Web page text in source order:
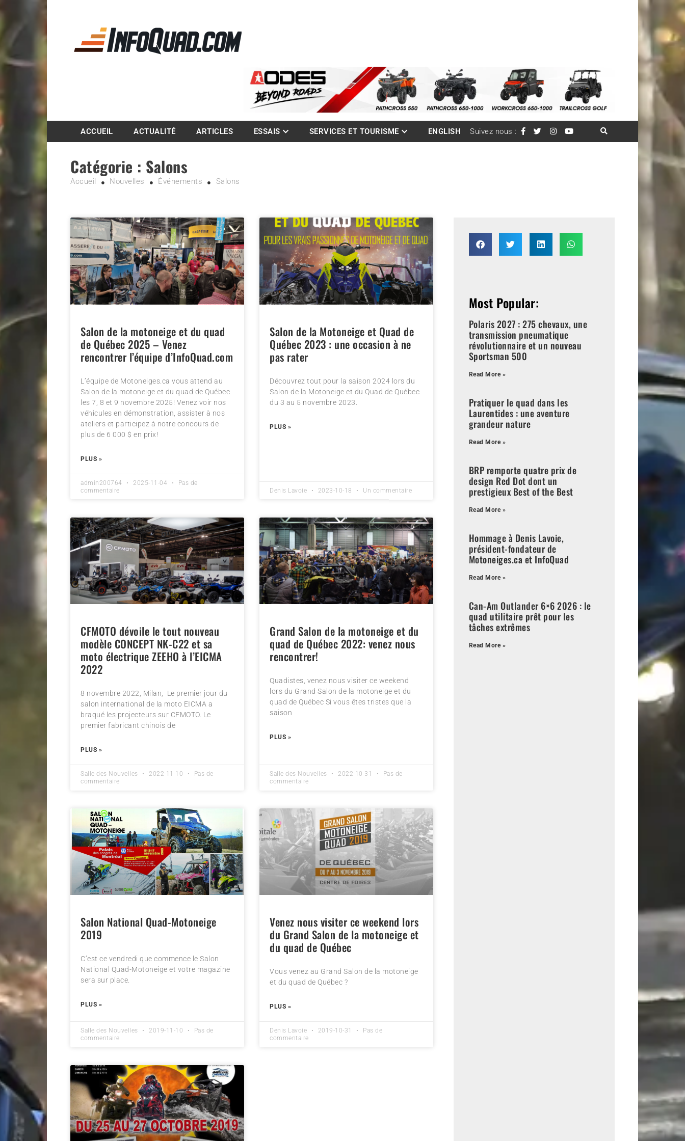
Magazine InfoQuad.com
ACCUEIL ACTUALITÉ ARTICLES ESSAIS SERVICES ET TOURISME ENGLISH Suivez nous :
Catégorie : Salons
Accueil Nouvelles Événements Salons
Salon de la motoneige et du quad
de Québec 2025 – Venez
rencontrer l’équipe d’InfoQuad.com
L’équipe de Motoneiges.ca vous attend au
Salon de la motoneige et du quad de Québec
les 7, 8 et 9 novembre 2025! Venez voir nos
véhicules en démonstration, assister à nos
ateliers et participez à notre concours de
plus de 6 000 $ en prix!
PLUS »
admin200764 2025-11-04
Pas de
commentaire
Salon de la Motoneige et Quad de
Québec 2023 : une occasion à ne
pas rater
Découvrez tout pour la saison 2024 lors du
Salon de la Motoneige et du Quad de Québec
du 3 au 5 novembre 2023.
PLUS »
Denis Lavoie 2023-10-18 Un commentaire
CFMOTO dévoile le tout nouveau
modèle CONCEPT NK-C22 et sa
moto électrique ZEEHO à l’EICMA
2022
8 novembre 2022, Milan, Le premier jour du
salon international de la moto EICMA a
braqué les projecteurs sur CFMOTO. Le
premier fabricant chinois de
PLUS »
Salle des Nouvelles 2022-11-10
Pas de
commentaire
Grand Salon de la motoneige et du
quad de Québec 2022: venez nous
rencontrer!
Quadistes, venez nous visiter ce weekend
lors du Grand Salon de la motoneige et du
quad de Québec Si vous êtes tristes que la
saison
PLUS »
Salle des Nouvelles 2022-10-31
Pas de
commentaire
Salon National Quad-Motoneige
2019
C’est ce vendredi que commence le Salon
National Quad-Motoneige et votre magazine
sera sur place.
PLUS »
Salle des Nouvelles 2019-11-10
Pas de
commentaire
Venez nous visiter ce weekend lors
du Grand Salon de la motoneige et
du quad de Québec
Vous venez au Grand Salon de la motoneige
et du quad de Québec ?
PLUS »
Denis Lavoie 2019-10-31
Pas de
commentaire
Most Popular:
Polaris 2027 : 275 chevaux, une
transmission pneumatique
révolutionnaire et un nouveau
Sportsman 500
Read More »
Pratiquer le quad dans les
Laurentides : une aventure
grandeur nature
Read More »
BRP remporte quatre prix de
design Red Dot dont un
prestigieux Best of the Best
Read More »
Hommage à Denis Lavoie,
président-fondateur de
Motoneiges.ca et InfoQuad
Read More »
Can-Am Outlander 6×6 2026 : le
quad utilitaire prêt pour les
tâches extrêmes
Read More »